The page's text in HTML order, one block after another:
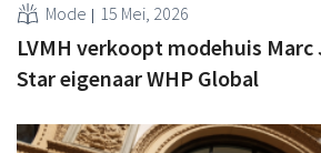
Mode 15 Mei, 2026
LVMH verkoopt modehuis Marc
Star eigenaar WHP Global